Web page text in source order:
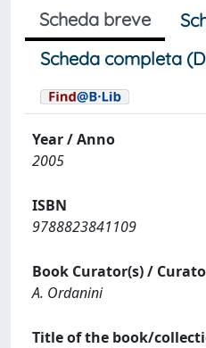
Scheda breve
Scheda completa
Year / Anno
2005
ISBN
9788823841109
Book Curator(s) /
A. Ordanini
Title of the book/